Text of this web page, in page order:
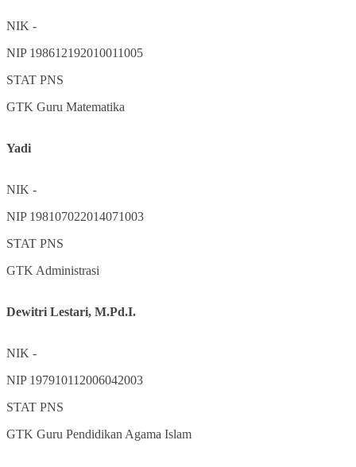
NIK -
NIP 198612192010011005
STAT PNS
GTK Guru Matematika
Yadi
NIK -
NIP 198107022014071003
STAT PNS
GTK Administrasi
Dewitri Lestari, M.Pd.I.
NIK -
NIP 197910112006042003
STAT PNS
GTK Guru Pendidikan Agama Islam